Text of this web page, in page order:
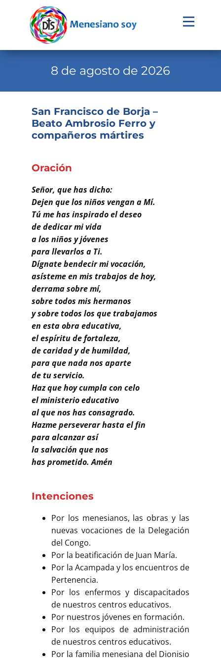
Evangelio
Institucional
Familia Menesiana
Pastoral Vocacional
Recursos
Contacto
Buscar
8 de agosto de 2026
San Francisco de Borja –
Beato Ambrosio Ferro y
compañeros mártires
Oración
Señor, que has dicho:
Dejen que los niños vengan a Mí.
Tú me has inspirado el deseo
de dedicar mi vida
a los niños y jóvenes
para llevarlos a Ti.
Dígnate bendecir mi vocación,
asísteme en mis trabajos de hoy,
derrama sobre mí,
sobre todos mis hermanos
y sobre todos los que trabajamos
en esta obra educativa,
el espíritu de fortaleza,
de caridad y de humildad,
para que nada nos aparte
de tu servicio.
Haz que hoy cumpla con celo
el ministerio educativo
al que nos has consagrado.
Hazme perseverar hasta el fin
para alcanzar así
la salvación que nos
has prometido. Amén
Intenciones
Por los menesianos, las obras y las
nuevas vocaciones de la Delegación
del Congo.
Por la beatificación de Juan María.
Por la Acampada y los encuentros de
Pertenencia.
Por los enfermos y discapacitados
de nuestros centros educativos.
Por nuestros jóvenes en formación.
Por los equipos de administración
de nuestros centros educativos.
Por la familia menesiana del Dionisio